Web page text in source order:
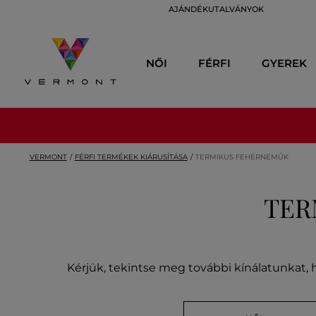
AJÁNDÉKUTALVÁNYOK
NŐI FÉRFI GYEREK
VERMONT FÉRFI TERMÉKEK KIÁRUSÍTÁSA TERMIKUS FEHÉRNEMŰK
Kérjük, tekintse meg további kínálatunkat,